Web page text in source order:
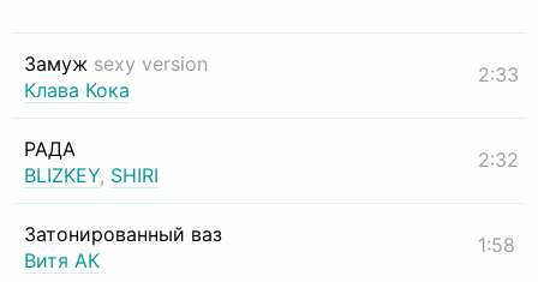
Замуж sexy version
Клава Кока
2:33
РАДА
BLIZKEY, SHIRI
2:32
Затонированный ваз
Витя АК
1:58